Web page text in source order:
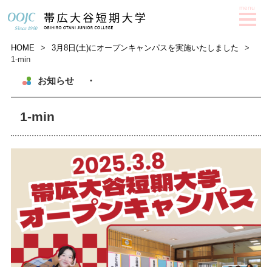
HOME > 3月8日(土)にオープンキャンパスを実施いたしました
>
1-min
お知らせ ・
1-min